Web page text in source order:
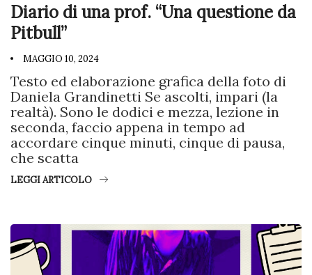
Diario di una prof. “Una questione da
Pitbull”
MAGGIO 10, 2024
Testo ed elaborazione grafica della foto di
Daniela Grandinetti Se ascolti, impari (la
realtà). Sono le dodici e mezza, lezione in
seconda, faccio appena in tempo ad
accordare cinque minuti, cinque di pausa,
che scatta
LEGGI ARTICOLO